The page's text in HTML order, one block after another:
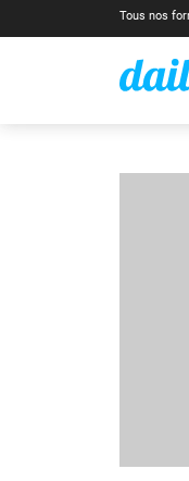
Tous nos